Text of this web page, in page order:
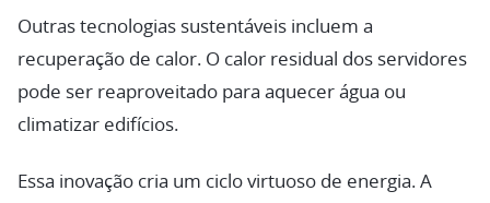
Outras tecnologias sustentáveis incluem a
recuperação de calor. O calor residual dos servidores
pode ser reaproveitado para aquecer água ou
climatizar edifícios.
Essa inovação cria um ciclo virtuoso de energia. A